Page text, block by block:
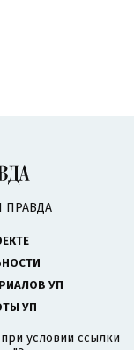
ПРАВДА
УП
УП
условии ссылки